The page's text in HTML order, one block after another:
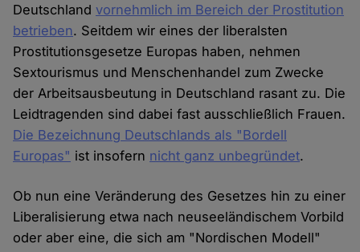
Deutschlandvornehmlich im Bereich der Prostitution
betrieben. Seitdem wir eines der liberalsten
Prostitutionsgesetze Europas haben, nehmen
Sextourismus und Menschenhandel zum Zwecke
der Arbeitsausbeutung in Deutschland rasant zu. Die
Leidtragenden sind dabei fast ausschließlich Frauen.
Die Bezeichnung Deutschlands als "Bordell
Europas" ist insofern nicht ganz unbegründet.
Ob nun eine Veränderung des Gesetzes hin zu einer
Liberalisierung etwa nach neuseeländischem Vorbild
oder aber eine, die sich am "Nordischen Modell"